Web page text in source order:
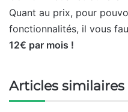
Quant au prix, pour
fonctionnalités, il vous
12€ par mois !
Articles similaires